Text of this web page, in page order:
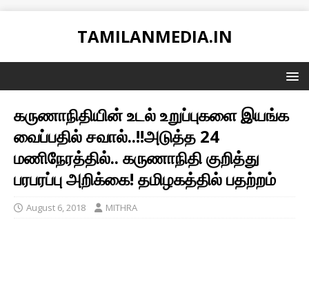
TAMILANMEDIA.IN
கருணாநிதியின் உடல் உறுப்புகளை இயங்க
வைப்பதில் சவால்..!!அடுத்த 24
மணிநேரத்தில்.. கருணாநிதி குறித்து
பரபரப்பு அறிக்கை! தமிழகத்தில் பதற்றம்
August 6, 2018 MITHRA